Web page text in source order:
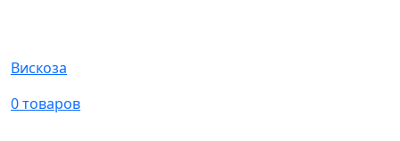
Вискоза
0 товаров